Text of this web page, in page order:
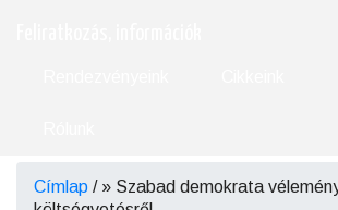
Morzsa
Címlap /
Szabad demokrata